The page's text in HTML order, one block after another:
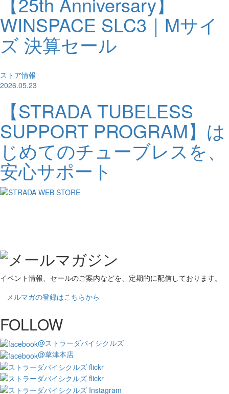
WINSPACE SLC3｜Mサイ
ズ 決算セール
ストア情報
2026.05.23
【STRADA TUBELESS
SUPPORT PROGRAM】は
じめてのチューブレスを、
安心サポート
イベント情報、セールのご案内などを、定期的に配信しております。
メルマガの登録はこちらから
FOLLOW
@ストラーダバイシクルズ
@草津本店